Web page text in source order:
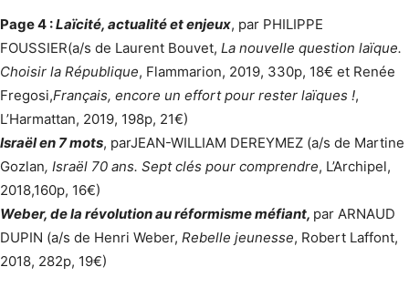
Page 4 :Laïcité, actualité et enjeux, par PHILIPPE
FOUSSIER(a/s de Laurent Bouvet, La nouvelle question laïque.
Choisir la République, Flammarion, 2019, 330p, 18€ et Renée
Fregosi,Français, encore un effort pour rester laïques !,
L’Harmattan, 2019, 198p, 21€)
Israël en 7 mots, parJEAN-WILLIAM DEREYMEZ (a/s de Martine
Gozlan, Israël 70 ans. Sept clés pour comprendre, L’Archipel,
2018,160p, 16€)
Weber, de la révolution au réformisme méfiant, par ARNAUD
DUPIN (a/s de Henri Weber, Rebelle jeunesse, Robert Laffont,
2018, 282p, 19€)